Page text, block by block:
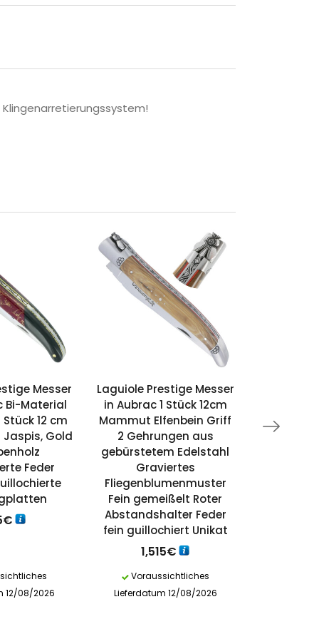
Messer
Bi-Material
12 cm
Gold
Feder
€
12/08/2026
Laguiole Prestige Messer
in Aubrac 1 Stück 12cm
Mammut Elfenbein Griff
2 Gehrungen aus
gebürstetem Edelstahl
Graviertes
Fliegenblumenmuster
Fein gemeißelt Roter
Abstandshalter Feder
fein guillochiert Unikat
1,515€
Voraussichtliches
Lieferdatum 12/08/2026
Gravur